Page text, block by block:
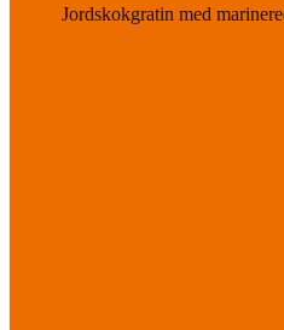
Jordskokgratin med